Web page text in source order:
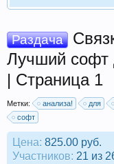
Раздача
Лучший софт
| Страница 1
Метки: анализа! для
софт
Цена: 825.00 руб.
Участников: 21 из